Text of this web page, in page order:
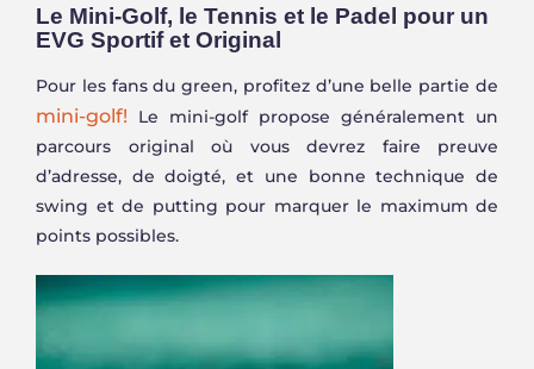
Le Mini-Golf, le Tennis et le Padel pour un
EVG Sportif et Original
Pour les fans du green, profitez d’une belle partie de
mini-golf! Le mini-golf propose généralement un
parcours original où vous devrez faire preuve
d’adresse, de doigté, et une bonne technique de
swing et de putting pour marquer le maximum de
points possibles.